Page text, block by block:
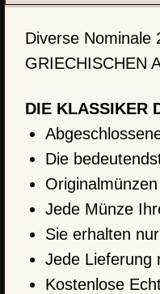
Diverse Nominale
GRIECHISCHEN
DIE KLASSIKER
Die
Jede Münze
Sie erhalten
Jede Lieferung
Kostenlose